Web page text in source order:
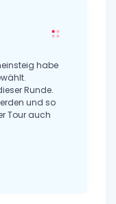
habe
Runde.
und so
Tour auch